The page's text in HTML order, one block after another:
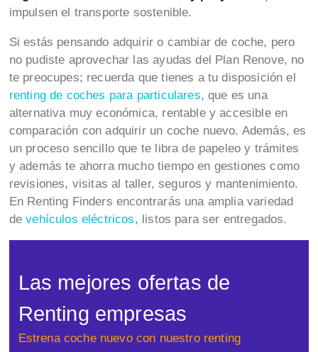
impulsen el transporte sostenible.
Si estás pensando adquirir o cambiar de coche, pero
no pudiste aprovechar las ayudas del Plan Renove, no
te preocupes; recuerda que tienes a tu disposición el
renting de coches para particulares, que es una
alternativa muy económica, rentable y accesible en
comparación con adquirir un coche nuevo. Además, es
un proceso sencillo que te libra de papeleo y trámites
y además te ahorra mucho tiempo en gestiones como
revisiones, visitas al taller, seguros y mantenimiento.
En Renting Finders encontrarás una amplia variedad
devehículos eléctricos, listos para ser entregados.
Las mejores ofertas de
Renting empresas
Estrena coche nuevo con nuestro renting